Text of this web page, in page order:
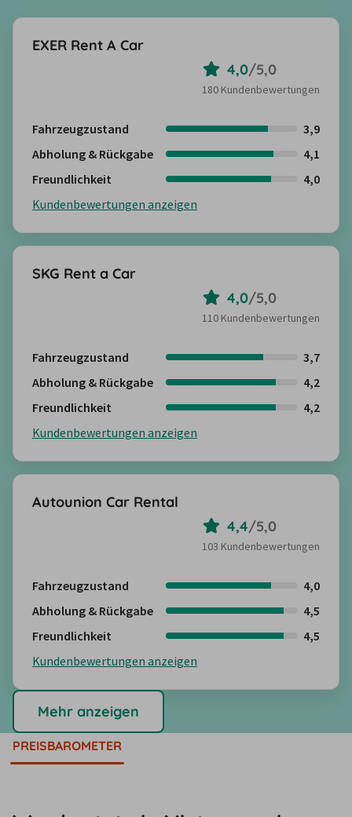
EXER Rent A Car
4,0/5,0
180 Kundenbewertungen
Fahrzeugzustand
3,9
Abholung & Rückgabe
4,1
Freundlichkeit
4,0
Kundenbewertungen anzeigen
SKG Rent a Car
4,0/5,0
110 Kundenbewertungen
Fahrzeugzustand
3,7
Abholung & Rückgabe
4,2
Freundlichkeit
4,2
Kundenbewertungen anzeigen
Autounion Car Rental
4,4/5,0
103 Kundenbewertungen
Fahrzeugzustand
4,0
Abholung & Rückgabe
4,5
Freundlichkeit
4,5
Kundenbewertungen anzeigen
Mehr anzeigen
PREISBAROMETER